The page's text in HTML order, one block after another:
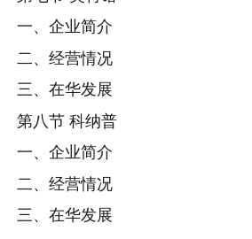
一、企业简介
二、经营情况
三、在华发展
第八节 科纳普
一、企业简介
二、经营情况
三、在华发展